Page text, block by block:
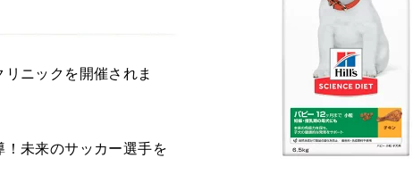
ニックを開催されま
未来のサッカー選手を